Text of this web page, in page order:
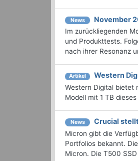
News November
Im zurückliegenden
und Produkttests.
nach ihrer Resonanz
Artikel Western
Western Digital bietet
Modell mit 1 TB
News Crucial
Micron gibt die
Portfolios bekannt.
Micron. Die T500